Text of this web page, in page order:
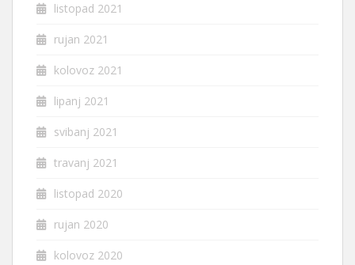
listopad 2021
rujan 2021
kolovoz 2021
lipanj 2021
svibanj 2021
travanj 2021
listopad 2020
rujan 2020
kolovoz 2020